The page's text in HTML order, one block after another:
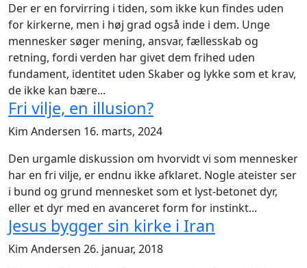
Der er en forvirring i tiden, som ikke kun findes uden
for kirkerne, men i høj grad også inde i dem. Unge
mennesker søger mening, ansvar, fællesskab og
retning, fordi verden har givet dem frihed uden
fundament, identitet uden Skaber og lykke som et krav,
de ikke kan bære...
Fri vilje, en illusion?
Kim Andersen 16. marts, 2024
Den urgamle diskussion om hvorvidt vi som mennesker
har en fri vilje, er endnu ikke afklaret. Nogle ateister ser
i bund og grund mennesket som et lyst-betonet dyr,
eller et dyr med en avanceret form for instinkt...
Jesus bygger sin kirke i Iran
Kim Andersen 26. januar, 2018